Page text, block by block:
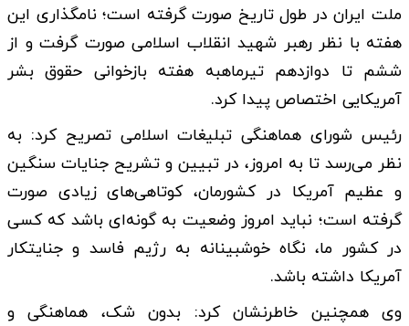
ملت ایران در طول تاریخ صورت گرفته است؛ نامگذاری این
هفته با نظر رهبر شهید انقلاب اسلامی صورت گرفت و از
ششم تا دوازدهم تیرماهبه هفته بازخوانی حقوق بشر
آمریکایی اختصاص پیدا کرد.
رئیس شورای هماهنگی تبلیغات اسلامی تصریح کرد: به
نظر می‌رسد تا به امروز، در تبیین و تشریح جنایات سنگین
و عظیم آمریکا در کشورمان، کوتاهی‌های زیادی صورت
گرفته است؛ نباید امروز وضعیت به گونه‌ای باشد که کسی
در کشور ما، نگاه خوشبینانه به رژیم فاسد و جنایتکار
آمریکا داشته باشد.
وی همچنین خاطرنشان کرد: بدون شک، هماهنگی و